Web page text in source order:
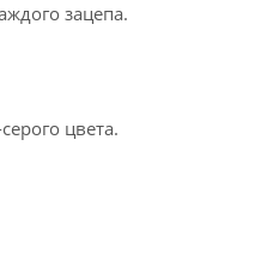
зацепа.
цвета.